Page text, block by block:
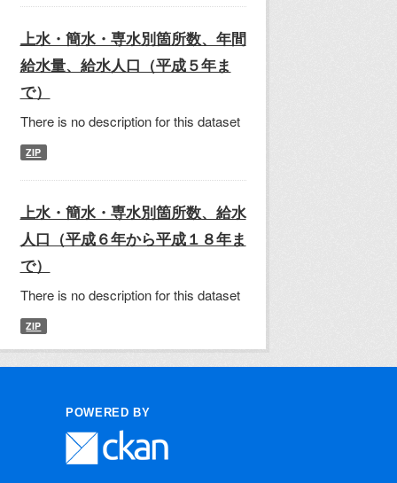
上水・簡水・専水別箇所数、年間
給水量、給水人口（平成５年ま
で）
There is no description for this dataset
ZIP
上水・簡水・専水別箇所数、給水
人口（平成６年から平成１８年ま
で）
There is no description for this dataset
ZIP
POWERED BY